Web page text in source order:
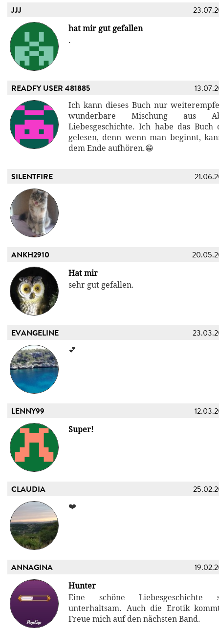
JJJ
hat mir gut gefallen
.
READFY USER 481885
Ich kann dieses Buch nur
wunderbare Mischung aus
Liebesgeschichte. Ich habe das Buch
gelesen, denn wenn man beginnt,
dem Ende aufhören.😁
SILENTFIRE
ANKH2910
Hat mir
sehr gut gefallen.
EVANGELINE
💕
LENNY99
Super!
CLAUDIA
❤️
ANNAGINA
Hunter
Eine schöne Liebesgeschichte
unterhaltsam. Auch die Erotik
Freue mich auf den nächsten Band.